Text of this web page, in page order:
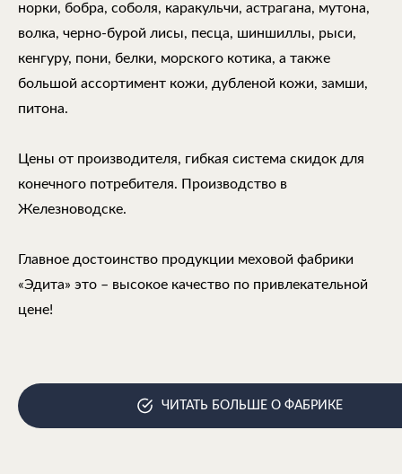
норки, бобра, соболя, каракульчи, астрагана, мутона,
волка, черно-бурой лисы, песца, шиншиллы, рыси,
кенгуру, пони, белки, морского котика, а также
большой ассортимент кожи, дубленой кожи, замши,
питона.
Цены от производителя, гибкая система скидок для
конечного потребителя. Производство в
Железноводске.
Главное достоинство продукции меховой фабрики
«Эдита» это – высокое качество по привлекательной
цене!
ЧИТАТЬ БОЛЬШЕ О ФАБРИКЕ